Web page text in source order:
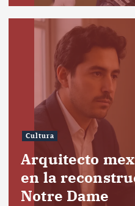
Cultura
Arquitecto
en la
Notre Dame